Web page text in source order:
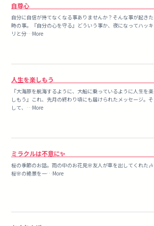
自尊心
自分に自信が持てなくなる事ありませんか？そんな事が起きた
時の事。『自分の心を守る』どういう事か、夜になってハッキ
リと分…More
人生を楽しもう
『大海原を航海するように、大船に乗っているように人生を楽
しもう』これ、先月の終わり頃にも届けられたメッセージ。そ
して、…More
ミラクルは不意に✨
桜の季節のお話。雨の中のお花見🌸友人が車を出してくれた🎶
桜🌸の絶景を一…More